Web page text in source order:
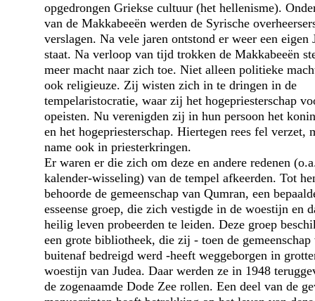
opgedrongen Griekse cultuur (het hellenisme).
van de Makkabeeën werden de Syrische
verslagen. Na vele jaren ontstond er weer een eigen
staat. Na verloop van tijd trokken de Makkabeeën
meer macht naar zich toe. Niet alleen politieke
ook religieuze. Zij wisten zich in te dringen in de
tempelaristocratie, waar zij het hogepriesterschap
opeisten. Nu verenigden zij in hun persoon het
en het hogepriesterschap. Hiertegen rees fel verzet,
name ook in priesterkringen.
Er waren er die zich om deze en andere redenen
kalender-wisseling) van de tempel afkeerden. Tot
behoorde de gemeenschap van Qumran, een
esseense groep, die zich vestigde in de woestijn en
heilig leven probeerden te leiden. Deze groep
een grote bibliotheek, die zij - toen de gemeenschap
buitenaf bedreigd werd -heeft weggeborgen in
woestijn van Judea. Daar werden ze in 1948
de zogenaamde Dode Zee rollen. Een deel van de